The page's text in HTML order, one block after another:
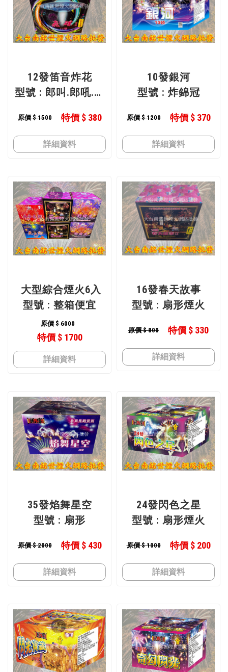
12發笛音炸花
型號 : 郎叫.郎吼.飛
原價 $ 1500 特價 $ 380
詳細資料
10發銀河
型號 : 炸錦冠
原價 $ 1200 特價 $ 370
詳細資料
大型綜合煙火6入
型號 : 整箱便宜
原價 $ 6000
特價 $ 1700
詳細資料
16發春天故事
型號 : 扇形煙火
原價 $ 800 特價 $ 330
詳細資料
35發焰舞星空
型號 : 扇形
原價 $ 2000 特價 $ 430
詳細資料
24發閃色之星
型號 : 扇形煙火
原價 $ 1000 特價 $ 200
詳細資料